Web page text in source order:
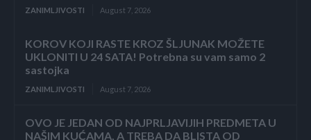
ZANIMLJIVOSTI August 7, 2026
KOROV KOJI RASTE KROZ ŠLJUNAK MOŽETE
UKLONITI U 24 SATA! Potrebna su vam samo 2
sastojka
ZANIMLJIVOSTI August 7, 2026
OVO JE JEDAN OD NAJPRLJAVIJIH PREDMETA U
NAŠIM KUĆAMA, A TREBA DA BLISTA OD